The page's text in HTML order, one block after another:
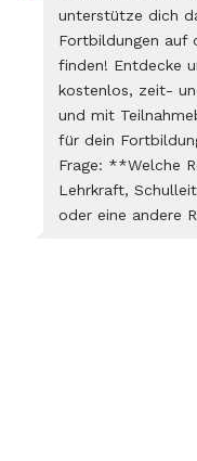
unterstütze dich
Fortbildungen auf
finden! Entdecke
kostenlos, zeit-
und mit
für dein
Frage: **Welche
Lehrkraft,
oder eine andere